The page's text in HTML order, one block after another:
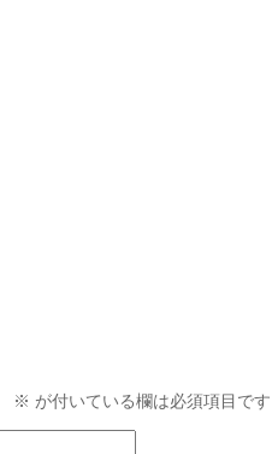
※ が付いている欄は必須項目です